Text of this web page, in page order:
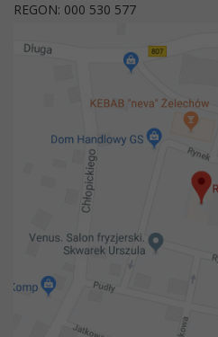
REGON: 000 530 577